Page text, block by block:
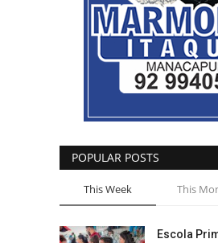
POPULAR POSTS
This Week This
Escola